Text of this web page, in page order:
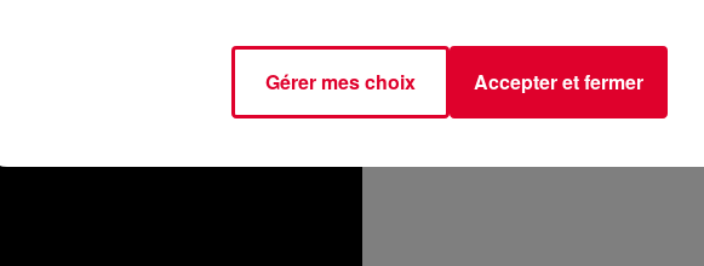
britannique
les uns aux autres ».
Gérer mes choix Accepter et fermer